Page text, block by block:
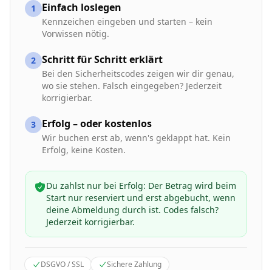
1 Einfach loslegen
Kennzeichen eingeben und starten – kein
Vorwissen nötig.
2 Schritt für Schritt erklärt
Bei den Sicherheitscodes zeigen wir dir genau,
wo sie stehen. Falsch eingegeben? Jederzeit
korrigierbar.
3 Erfolg – oder kostenlos
Wir buchen erst ab, wenn's geklappt hat. Kein
Erfolg, keine Kosten.
Du zahlst nur bei Erfolg: Der Betrag wird beim
Start nur reserviert und erst abgebucht, wenn
deine Abmeldung durch ist. Codes falsch?
Jederzeit korrigierbar.
DSGVO / SSL
Sichere Zahlung